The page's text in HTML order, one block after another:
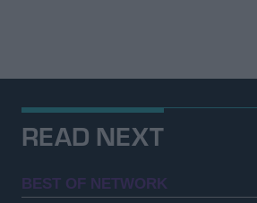
READ NEXT